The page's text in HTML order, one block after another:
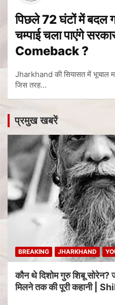
पिछले 72 घंटों में बदल
चम्पाई चला पाएंगे
Comeback ?
Jharkhand की सियासत में भूचाल
जिस तरह…
प्रमुख खबरें
BREAKING JHARKHAND
कौन थे दिशोम गुरु शिबू
मिलने तक की पूरी कहानी |